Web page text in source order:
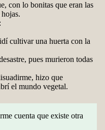
con lo bonitas que eran las
cultivar una huerta con la
pues murieron todas
hizo que
el mundo vegetal.
cuenta que existe otra